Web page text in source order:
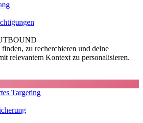
zu recherchieren und deine
relevantem Kontext zu personalisieren.
Targeting